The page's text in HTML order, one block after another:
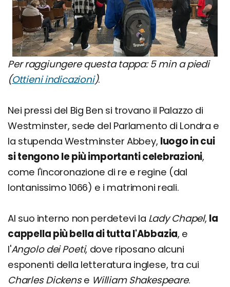
Per raggiungere questa tappa: 5 min a piedi
(Ottieni indicazioni).
Nei pressi del Big Ben si trovano il Palazzo di
Westminster, sede del Parlamento di Londra e
la stupenda Westminster Abbey, luogo in cui
si tengono le più importanti celebrazioni,
come l'incoronazione di re e regine (dal
lontanissimo 1066) e i matrimoni reali.
Al suo interno non perdetevi la Lady Chapel, la
cappella più bella di tutta l'Abbazia, e
l'Angolo dei Poeti, dove riposano alcuni
esponenti della letteratura inglese, tra cui
Charles Dickense William Shakespeare.